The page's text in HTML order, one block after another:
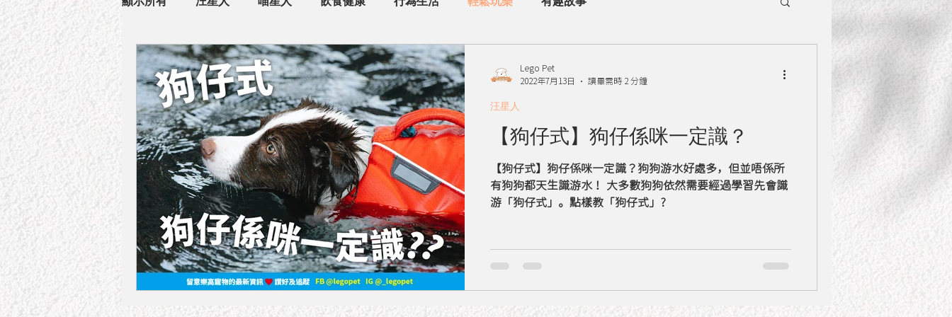
【狗仔式】狗仔係咪一定識？
【狗仔式】狗仔係咪一定識？狗狗游水好處多，但並唔係所
有狗狗都天生識游水！ 大多數狗狗依然需要經過學習先會識
游「狗仔式」。點樣教「狗仔式」?
汪星人
Lego Pet
2022年7月13日
讀畢需時 2 分鐘